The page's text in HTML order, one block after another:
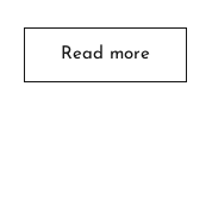
Read more